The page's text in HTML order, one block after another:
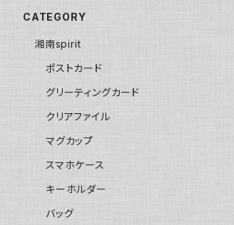
CATEGORY
湘南spirit
ポストカード
グリーティングカード
クリアファイル
マグカップ
スマホケース
キーホルダー
バッグ